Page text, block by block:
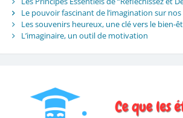
Le pouvoir fascinant de l’imagination sur
Les souvenirs heureux, une clé vers le bien-
L’imaginaire, un outil de motivation